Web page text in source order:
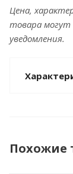
Цена,
товара могут
уведомления.
Похожие